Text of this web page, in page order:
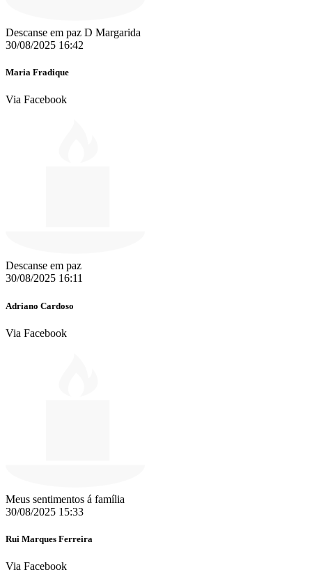
Descanse em paz D Margarida
30/08/2025 16:42
Maria Fradique
Via Facebook
Descanse em paz
30/08/2025 16:11
Adriano Cardoso
Via Facebook
Meus sentimentos á família
30/08/2025 15:33
Rui Marques Ferreira
Via Facebook